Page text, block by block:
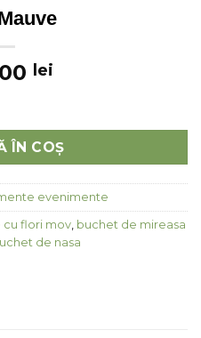
lei
ÎN COȘ
evenimente
flori mov, buchet de mireasa
de nasa